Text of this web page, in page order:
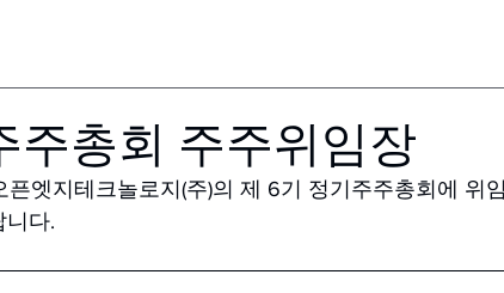
주총회 주주위임장
엣지테크놀로지(주)의 제 6기 정기주주총회에 위
니다.